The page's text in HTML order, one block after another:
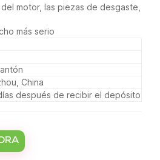
motor, las piezas de desgaste,
más serio
China
después de recibir el depósito